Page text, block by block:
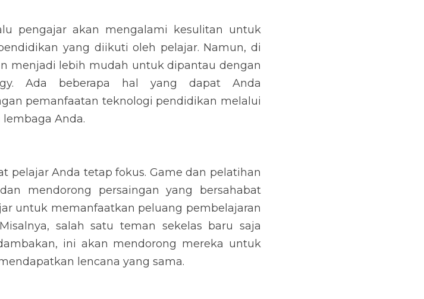
pengajar akan mengalami kesulitan untuk
yang diikuti oleh pelajar. Namun, di
menjadi lebih mudah untuk dipantau dengan
Ada beberapa hal yang dapat Anda
pemanfaatan teknologi pendidikan melalui
Anda.
pelajar Anda tetap fokus. Game dan pelatihan
mendorong persaingan yang bersahabat
untuk memanfaatkan peluang pembelajaran
salah satu teman sekelas baru saja
ini akan mendorong mereka untuk
lencana yang sama.